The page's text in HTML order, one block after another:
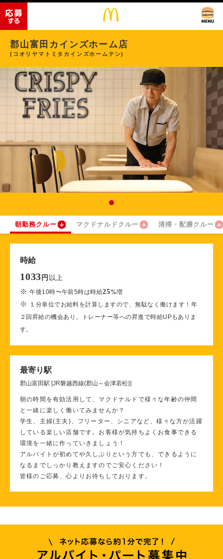
郡山富田カインズホーム店
(コオリヤマトミタカインズホームテン)
朝勤務クルー マクドナルドクルー 清掃・配膳クルー
時給
1033 円 以上
※午後10時〜午前5時は時給25%増
※
１分単位でお給料を計算しますので、無駄なく働けます！年
２回昇給の機会あり。トレーナー等への昇進で時給UPもありま
す。
最寄り駅
郡山富田駅 [JR磐越西線(郡山～会津若松)]
朝の時間を有効活用して、マクドナルドで様々な年齢の仲間
と一緒に楽しく働いてみませんか？
学生、主婦(主夫)、フリーター、シニアなど、様々な方が活躍
している楽しい店舗です。お客様が気持ちよくお食事できる
環境を一緒に作っていきましょう！
アルバイトが初めてや久しぶりという方でも、できるように
なるまでしっかり教えますのでご安心ください！
皆様のご応募、心よりお待ちしております。